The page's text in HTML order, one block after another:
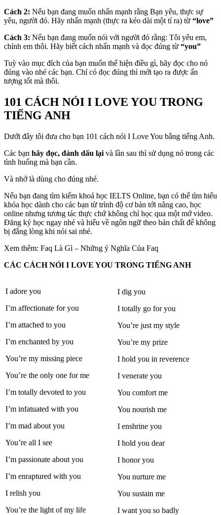
Cách 2: Nếu bạn đang muốn nhấn mạnh rằng Bạn yêu, thực sự
yêu, người đó. Hãy nhấn mạnh (thực ra kéo dài một tí ra) từ “love”
Cách 3: Nếu bạn đang muốn nói với người đó rằng: Tôi yêu em,
chính em thôi. Hãy biết cách nhấn mạnh và đọc đúng từ “you”
Tuỳ vào mục đích của bạn muốn thể hiện điều gì, hãy đọc cho nó
đúng vào nhé các bạn. Chỉ có đọc đúng thì mới tạo ra được ấn
tượng tốt mà thôi.
101 CÁCH NÓI I LOVE YOU TRONG
TIẾNG ANH
Dưới đây tôi đưa cho bạn 101 cách nói I Love You bằng tiếng Anh.
Các bạn hãy đọc, đánh dấu lại và lần sau thì sử dụng nó trong các
tình huống mà bạn cần.
Và nhớ là dùng cho đúng nhé.
Nếu bạn đang tìm kiếm khoá học IELTS Online, bạn có thể tìm hiểu
khóa học dành cho các bạn từ trình độ cơ bản tới nâng cao, học
online nhưng tương tác thực chứ không chỉ học qua một mớ video.
Đăng ký học ngay nhé và hiểu về ngôn ngữ theo bản chất để không
bị đắng lòng khi nói sai nhé.
Xem thêm: Faq Là Gì – Những ý Nghĩa Của Faq
CÁC CÁCH NÓI I LOVE YOU TRONG TIẾNG ANH
I adore you
I’m affectionate for you
I’m attached to you
I’m enchanted by you
You’re my missing piece
You’re the only one for me
I’m totally devoted to you
I’m infatuated with you
I’m mad about you
You’re all I see
I’m passionate about you
I’m enraptured with you
I relish you
You’re the light of my life
I dig you
I totally go for you
You’re just my style
You’re my prize
I hold you in reverence
I venerate you
You comfort me
You nourish me
I enshrine you
I hold you dear
I honor you
You nurture me
You sustain me
I want you so badly